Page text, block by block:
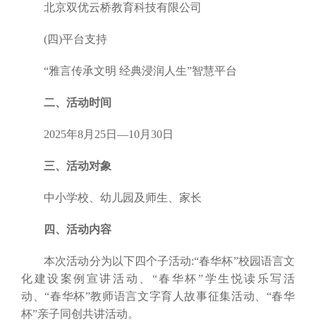
北京双优云桥教育科技有限公司
(四)平台支持
“雅言传承文明 经典浸润人生”智慧平台
二、活动时间
2025年8月25日—10月30日
三、活动对象
中小学校、幼儿园及师生、家长
四、活动内容
本次活动分为以下四个子活动:“春华杯”校园语言文
化建设案例宣讲活动、“春华杯”学生悦读乐写活
动、“春华杯”教师语言文字育人故事征集活动、“春华
杯”亲子同创共讲活动。